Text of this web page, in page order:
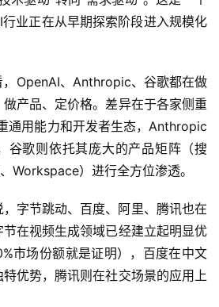
业正在从早期探索阶段进入规模化
，OpenAI、Anthropic、谷歌都在做
产品、定价格。差异在于各家侧重
用能力和开发者生态，Anthropic
谷歌则依托其庞大的产品矩阵（搜
Workspace）进行全方位渗透。
字节跳动、百度、阿里、腾讯也在
在视频生成领域已经建立起明显优
市场份额就是证明），百度在中文
优势，腾讯则在社交场景的应用上